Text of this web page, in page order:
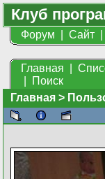
Клуб
Форум Сайт
Главная
Поиск
Главная >